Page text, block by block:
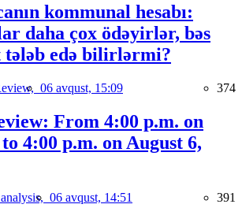
kommunal hesabı:
daha çox ödəyirlər, bəs
tələb edə bilirlərmi?
06 avqust, 15:09 374
From 4:00 p.m. on
4:00 p.m. on August 6,
06 avqust, 14:51 391